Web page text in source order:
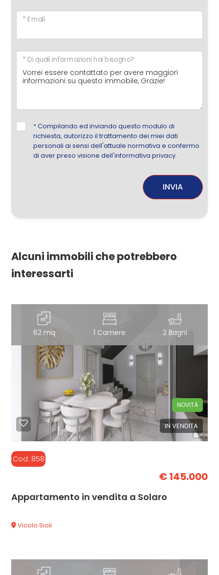
* Email
* Di quali informazioni hai bisogno?
*Compilando ed inviando questo modulo di
richiesta, autorizzo il trattamento dei miei dati
personali ai sensi dell'attuale normativa e confermo
di aver preso visione dell'informativa privacy.
INVIA
Alcuni immobili che potrebbero
interessarti
62 mq 1 Camere 2 Bagni
IN VENDITA
NOVITÀ
Cod. 858
€ 145.000
Appartamento in vendita a Solaro
Vicolo Sioli